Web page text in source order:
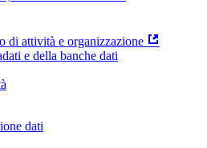
di attività e organizzazione
e della banche dati
dati